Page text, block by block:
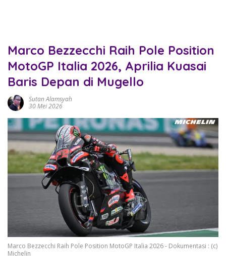
Marco Bezzecchi Raih Pole Position
MotoGP Italia 2026, Aprilia Kuasai
Baris Depan di Mugello
Sutan Alamsyah
30 Mei 2026
Marco Bezzecchi Raih Pole Position MotoGP Italia 2026 - Dokumentasi : (c)
Michelin